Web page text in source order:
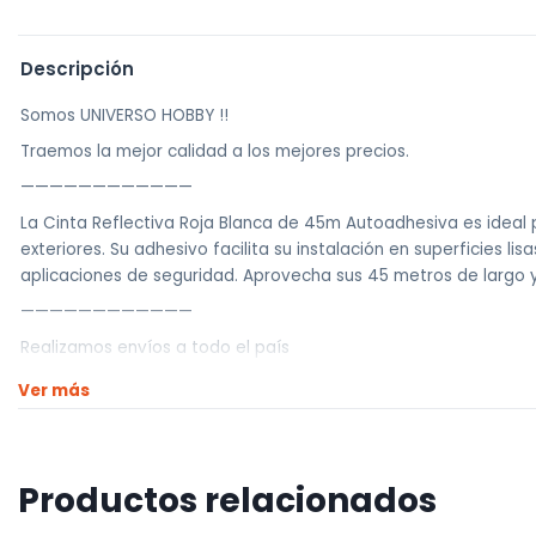
Descripción
Somos UNIVERSO HOBBY !!
Traemos la mejor calidad a los mejores precios.
————————————
La Cinta Reflectiva Roja Blanca de 45m Autoadhesiva es
exteriores. Su adhesivo facilita su instalación en superficies
aplicaciones de seguridad. Aprovecha sus 45 metros de
————————————
Realizamos envíos a todo el país
Envíos dentro de Montevideo por Mercado de envíos.
————————————
Ver más
Productos relacionados